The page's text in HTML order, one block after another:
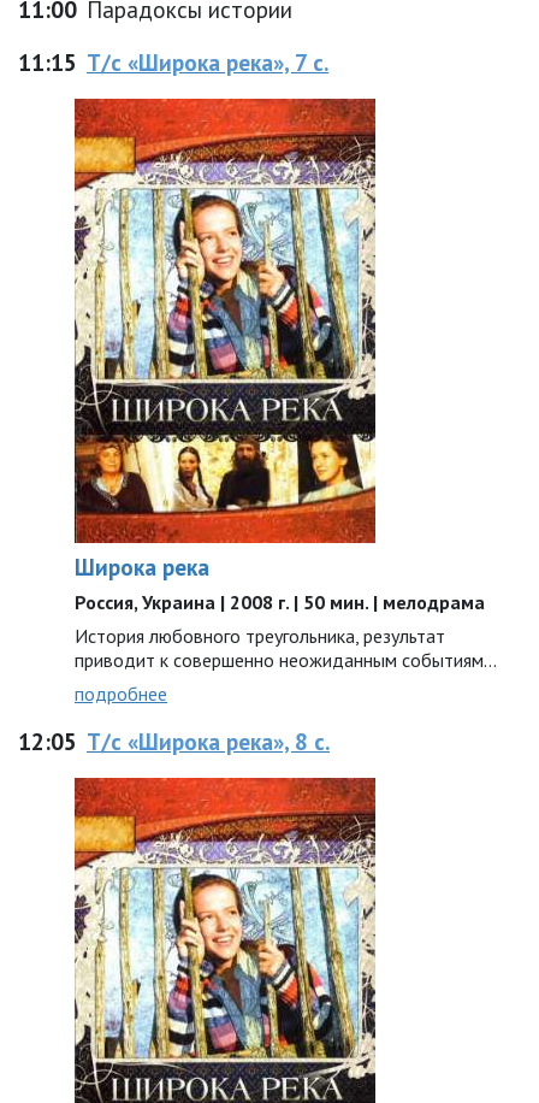
11:00 Парадоксы истории
11:15 Т/с «Широка река», 7 с.
Широка река
Россия, Украина | 2008 г. | 50 мин. | мелодрама
История любовного треугольника, результат
приводит к совершенно неожиданным событиям...
подробнее
12:05 Т/с «Широка река», 8 с.